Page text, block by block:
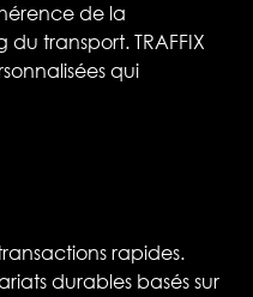
de la
transport. TRAFFIX
qui
rapides.
durables basés sur